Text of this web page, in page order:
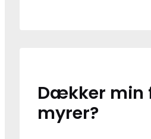
Dækker min
myrer?